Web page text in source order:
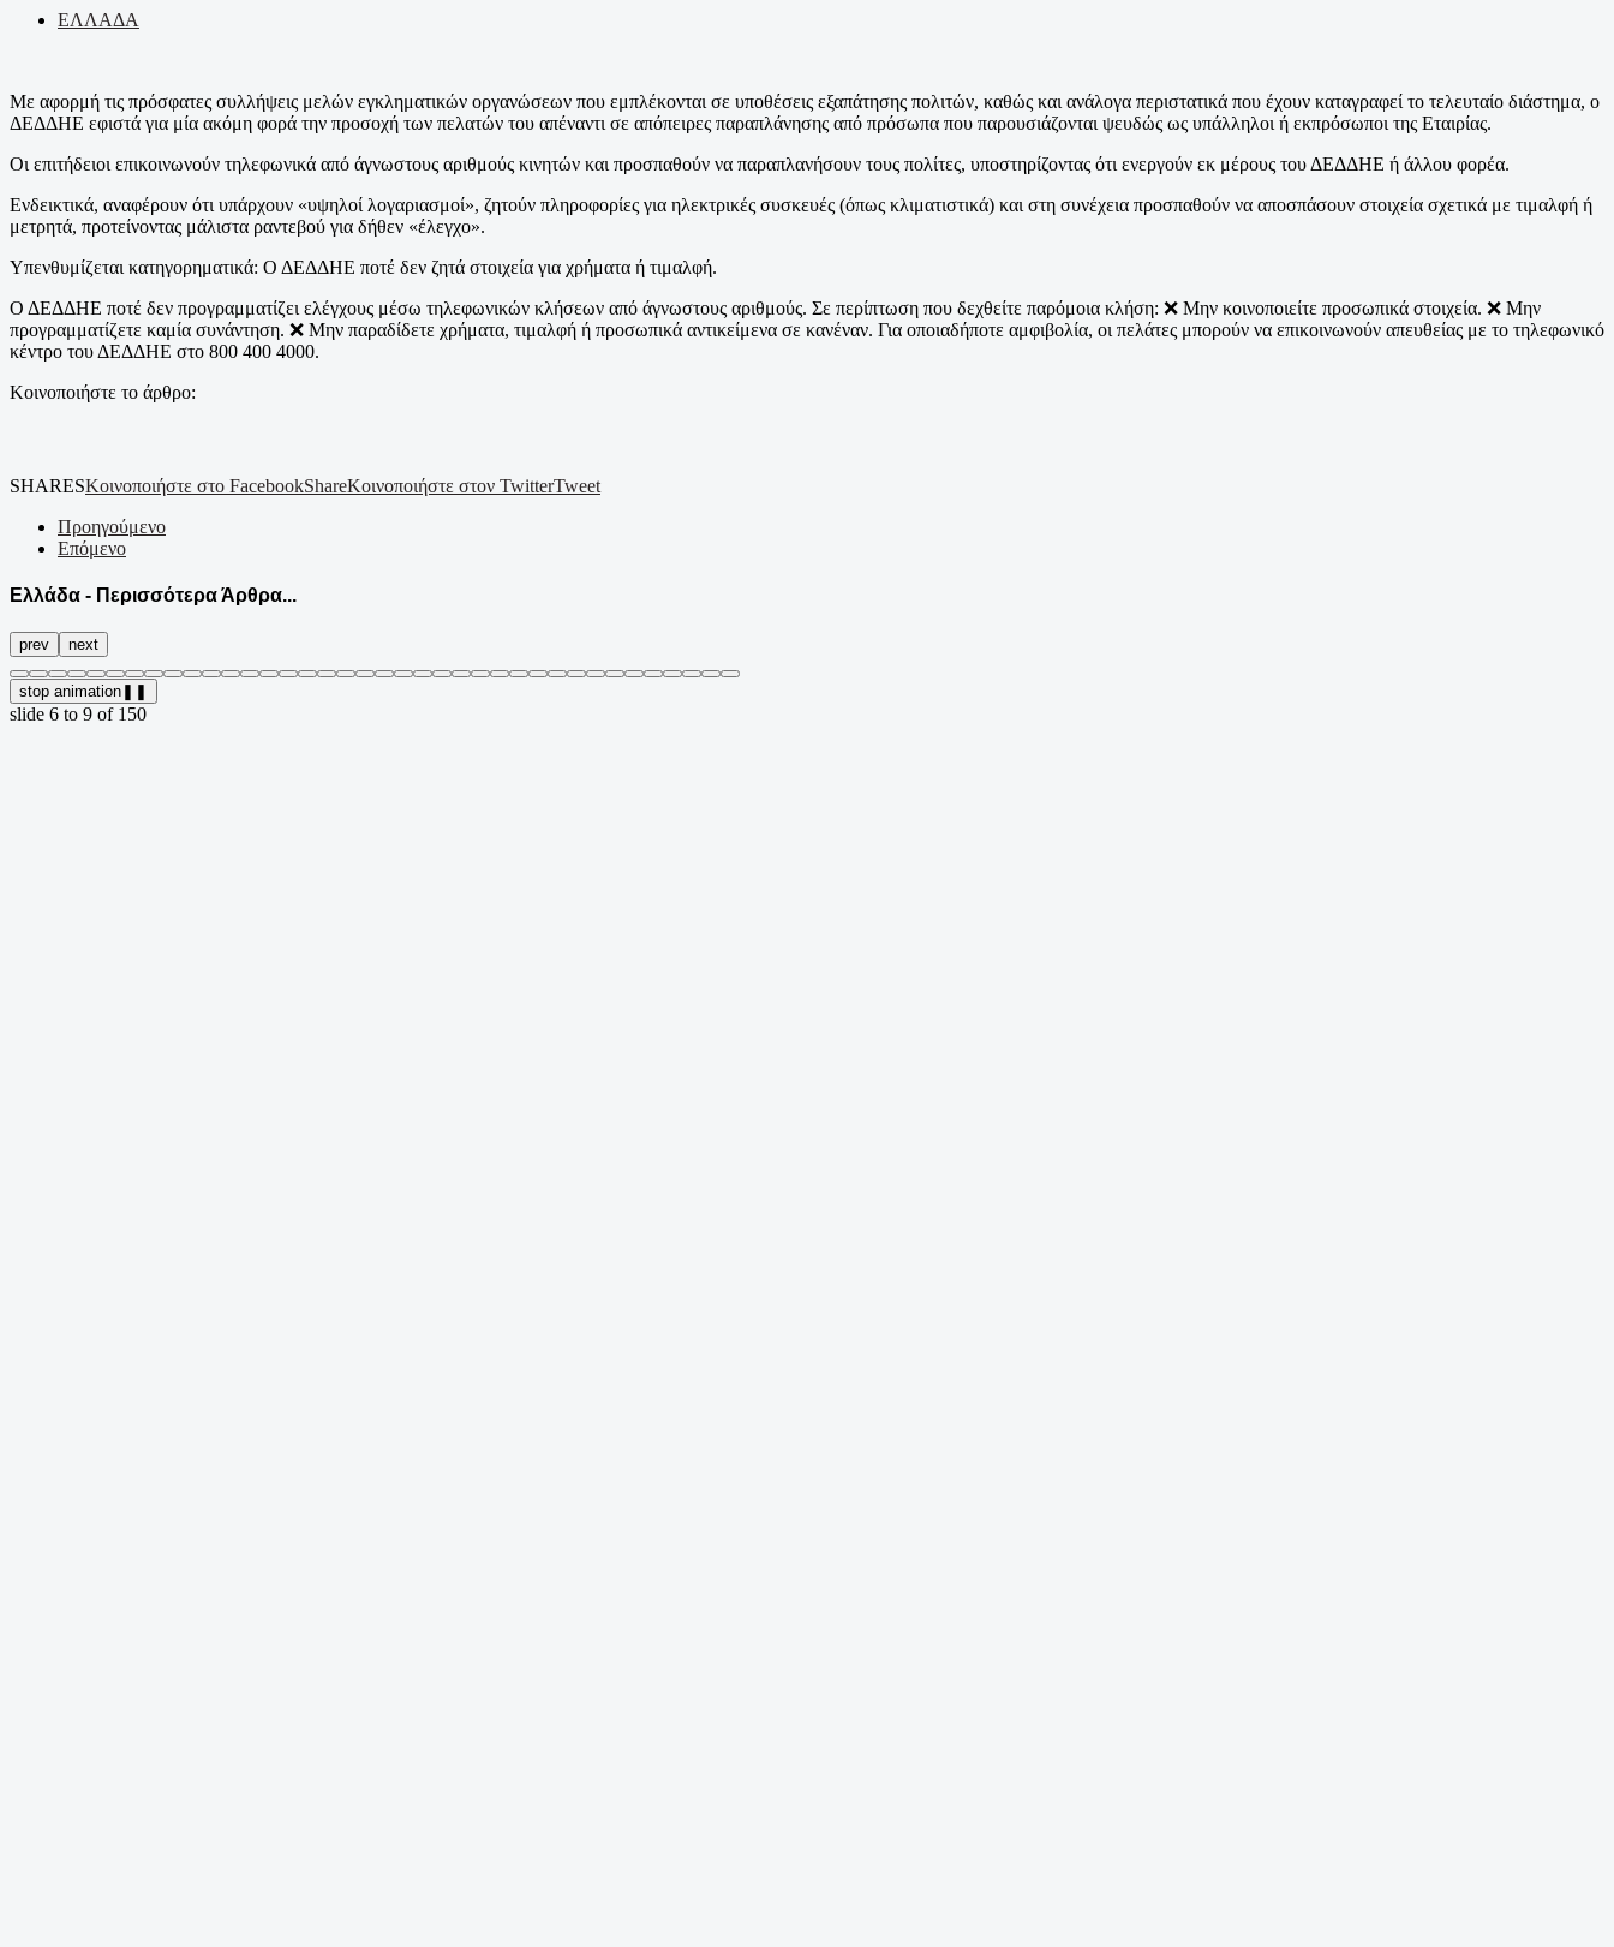
ΕΛΛΑΔΑ
Με αφορμή τις πρόσφατες συλλήψεις μελών εγκληματικών οργανώσεων που εμπλέκονται σε υποθέσεις εξαπάτησης πολιτών, καθώς και ανάλογα περιστατικά που έχουν καταγραφεί το τελευταίο διάστημα, ο
ΔΕΔΔΗΕ εφιστά για μία ακόμη φορά την προσοχή των πελατών του απέναντι σε απόπειρες παραπλάνησης από πρόσωπα που παρουσιάζονται ψευδώς ως υπάλληλοι ή εκπρόσωποι της Εταιρίας.
Οι επιτήδειοι επικοινωνούν τηλεφωνικά από άγνωστους αριθμούς κινητών και προσπαθούν να παραπλανήσουν τους πολίτες, υποστηρίζοντας ότι ενεργούν εκ μέρους του ΔΕΔΔΗΕ ή άλλου φορέα.
Ενδεικτικά, αναφέρουν ότι υπάρχουν «υψηλοί λογαριασμοί», ζητούν πληροφορίες για ηλεκτρικές συσκευές (όπως κλιματιστικά) και στη συνέχεια προσπαθούν να αποσπάσουν στοιχεία σχετικά με τιμαλφή ή
μετρητά, προτείνοντας μάλιστα ραντεβού για δήθεν «έλεγχο».
Υπενθυμίζεται κατηγορηματικά: Ο ΔΕΔΔΗΕ ποτέ δεν ζητά στοιχεία για χρήματα ή τιμαλφή.
Ο ΔΕΔΔΗΕ ποτέ δεν προγραμματίζει ελέγχους μέσω τηλεφωνικών κλήσεων από άγνωστους αριθμούς. Σε περίπτωση που δεχθείτε παρόμοια κλήση: ❌ Μην κοινοποιείτε προσωπικά στοιχεία. ❌ Μην
προγραμματίζετε καμία συνάντηση. ❌ Μην παραδίδετε χρήματα, τιμαλφή ή προσωπικά αντικείμενα σε κανέναν. Για οποιαδήποτε αμφιβολία, οι πελάτες μπορούν να επικοινωνούν απευθείας με το τηλεφωνικό
κέντρο του ΔΕΔΔΗΕ στο 800 400 4000.
Κοινοποιήστε το άρθρο:
SHARESΚοινοποιήστε στο FacebookShareΚοινοποιήστε στον TwitterTweet
Προηγούμενο
Επόμενο
Ελλάδα - Περισσότερα Άρθρα...
prev next
stop animation ❚❚
slide 7 to 10of 150